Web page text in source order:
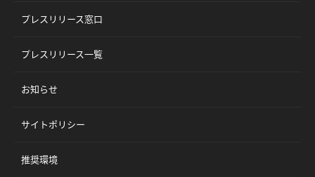
プレスリリース窓口
プレスリリース一覧
お知らせ
サイトポリシー
推奨環境